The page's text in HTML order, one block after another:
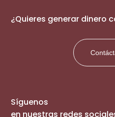
¿Quieres generar dinero
Síguenos
en nuestras redes